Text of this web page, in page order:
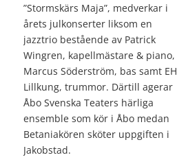
”Stormskärs Maja”, medverkar i
årets julkonserter liksom en
jazztrio bestående av Patrick
Wingren, kapellmästare & piano,
Marcus Söderström, bas samt EH
Lillkung, trummor. Därtill agerar
Åbo Svenska Teaters härliga
ensemble som kör i Åbo medan
Betaniakören sköter uppgiften i
Jakobstad.